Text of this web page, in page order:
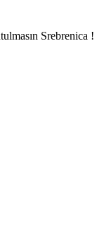
Srebrenica !